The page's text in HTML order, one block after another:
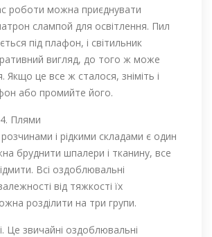
роботи можна приєднувати
слампой для освітлення. Пил
під плафон, і світильник
вигляд, до того ж може
Якщо це все ж сталося, зніміть і
або промийте його.
Плями
і рідкими складами є один
бруднити шпалери і тканину, все
Всі оздоблювальні
від тяжкості їх
розділити на три групи.
Це звичайні оздоблювальні